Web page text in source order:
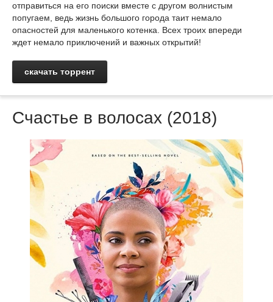
отправиться на его поиски вместе с другом волнистым
попугаем, ведь жизнь большого города таит немало
опасностей для маленького котенка. Всех троих впереди
ждет немало приключений и важных открытий!
скачать торрент
Счастье в волосах (2018)